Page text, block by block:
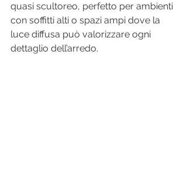
quasi scultoreo, perfetto per ambienti
con soffitti alti o spazi ampi dove la
luce diffusa può valorizzare ogni
dettaglio dell’arredo.